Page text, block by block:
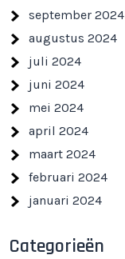
september 2024
augustus 2024
juli 2024
juni 2024
mei 2024
april 2024
maart 2024
februari 2024
januari 2024
Categorieën